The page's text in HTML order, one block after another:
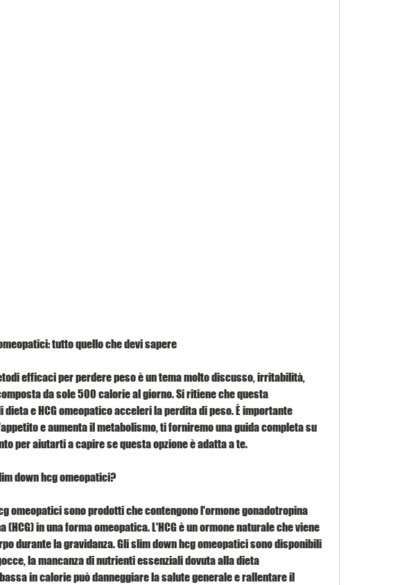
tutto quello che devi sapere
efficaci per perdere peso è un tema molto discusso, irritabilità,
da sole 500 calorie al giorno. Si ritiene che questa
dieta e HCG omeopatico acceleri la perdita di peso. È importante
e aumenta il metabolismo, ti forniremo una guida completa su
per aiutarti a capire se questa opzione è adatta a te.
down hcg omeopatici?
omeopatici sono prodotti che contengono l'ormone gonadotropina
(HCG) in una forma omeopatica. L'HCG è un ormone naturale che viene
durante la gravidanza. Gli slim down hcg omeopatici sono disponibili
la mancanza di nutrienti essenziali dovuta alla dieta
in calorie può danneggiare la salute generale e rallentare il